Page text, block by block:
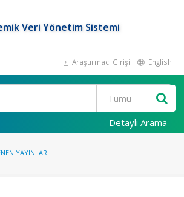
Veri Yönetim Sistemi
Araştırmacı Girişi English
Detaylı Arama
YAYINLAR